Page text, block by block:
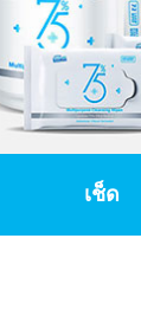
เช็ด